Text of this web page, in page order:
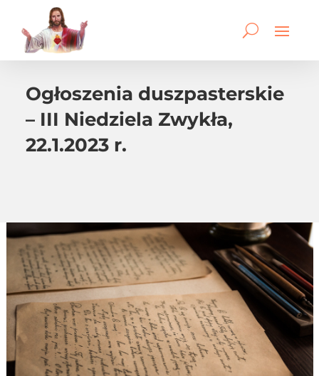
Ogłoszenia duszpasterskie
– III Niedziela Zwykła,
22.1.2023 r.